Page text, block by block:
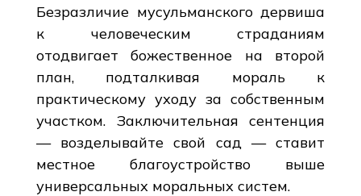
Безразличие мусульманского дервиша
к человеческим страданиям
отодвигает божественное на второй
план, подталкивая мораль к
практическому уходу за собственным
участком. Заключительная сентенция
— возделывайте свой сад — ставит
местное благоустройство выше
универсальных моральных систем.